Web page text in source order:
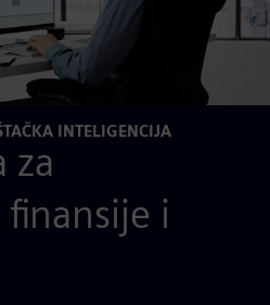
INTELIGENCIJA
za
i